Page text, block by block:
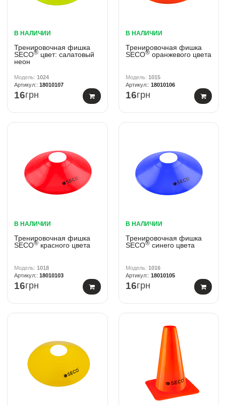
В НАЛИЧИИ
Тренировочная фишка
SECO® цвет: салатовый
неон
1024
18010107
16грн
В НАЛИЧИИ
Тренировочная фишка
SECO®оранжевого цвета
1015
18010106
16грн
В НАЛИЧИИ
Тренировочная фишка
SECO® красного цвета
1018
18010103
16грн
В НАЛИЧИИ
Тренировочная фишка
SECO®синего цвета
1016
18010105
16грн